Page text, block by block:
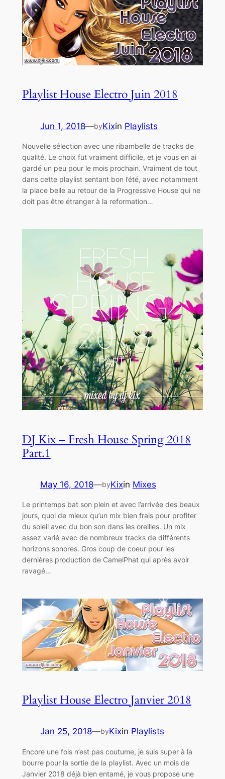
Playlist House Electro Juin 2018
Jun 1, 2018—byKixin Playlists
Nouvelle sélection avec une ribambelle de tracks de
qualité. Le choix fut vraiment difficile, et je vous en ai
gardé un peu pour le mois prochain. Vraiment de tout
dans cette playlist sentant bon l’été, avec notamment
la place belle au retour de la Progressive House qui ne
doit pas être étranger à la reformation…
DJ Kix – Fresh House Spring 2018
Part.1
May 16, 2018—byKixin Mixes
Le printemps bat son plein et avec l’arrivée des beaux
jours, quoi de mieux qu’un mix bien frais pour profiter
du soleil avec du bon son dans les oreilles. Un mix
assez varié avec de nombreux tracks de différents
horizons sonores. Gros coup de coeur pour les
dernières production de CamelPhat qui après avoir
ravagé…
Playlist House Electro Janvier 2018
Jan 25, 2018—byKixin Playlists
Encore une fois n’est pas coutume, je suis super à la
bourre pour la sortie de la playlist. Avec un mois de
Janvier 2018 déjà bien entamé, je vous propose une